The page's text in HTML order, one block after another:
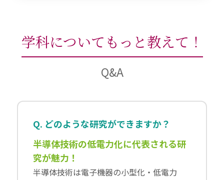
学科についてもっと教えて！
Q&A
Q. どのような研究ができますか？
半導体技術の低電力化に代表される研
究が魅力！
半導体技術は電子機器の小型化・低電力